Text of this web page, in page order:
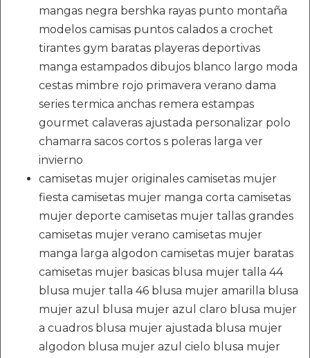
mangas negra bershka rayas punto montaña
modelos camisas puntos calados a crochet
tirantes gym baratas playeras deportivas
manga estampados dibujos blanco largo moda
cestas mimbre rojo primavera verano dama
series termica anchas remera estampas
gourmet calaveras ajustada personalizar polo
chamarra sacos cortos s poleras larga ver
invierno
camisetas mujer originales camisetas mujer
fiesta camisetas mujer manga corta camisetas
mujer deporte camisetas mujer tallas grandes
camisetas mujer verano camisetas mujer
manga larga algodon camisetas mujer baratas
camisetas mujer basicas blusa mujer talla 44
blusa mujer talla 46 blusa mujer amarilla blusa
mujer azul blusa mujer azul claro blusa mujer
a cuadros blusa mujer ajustada blusa mujer
algodon blusa mujer azul cielo blusa mujer